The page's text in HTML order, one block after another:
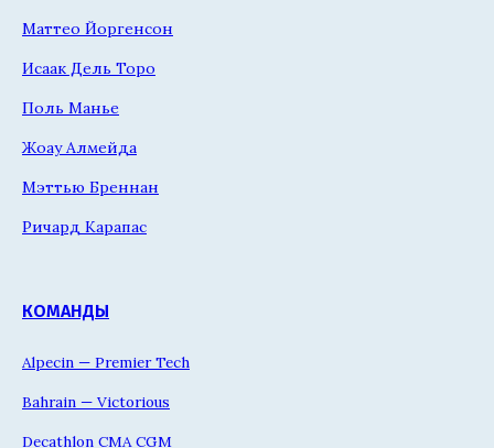
Маттео Йоргенсон
Исаак Дель Торо
Поль Манье
Жоау Алмейда
Мэттью Бреннан
Ричард Карапас
КОМАНДЫ
Alpecin — Premier Tech
Bahrain — Victorious
Decathlon CMA CGM